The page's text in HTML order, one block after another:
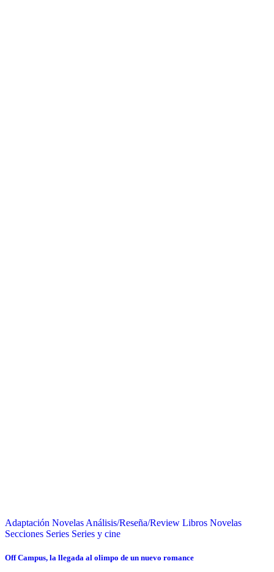
Adaptación Novelas Análisis/Reseña/Review Libros Novelas
Secciones Series Series y cine
Off Campus, la llegada al olimpo de un nuevo romance